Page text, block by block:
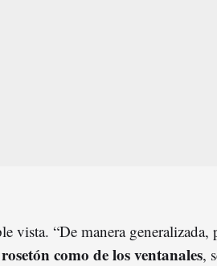
vista. “De manera generalizada,
como de los ventanales,